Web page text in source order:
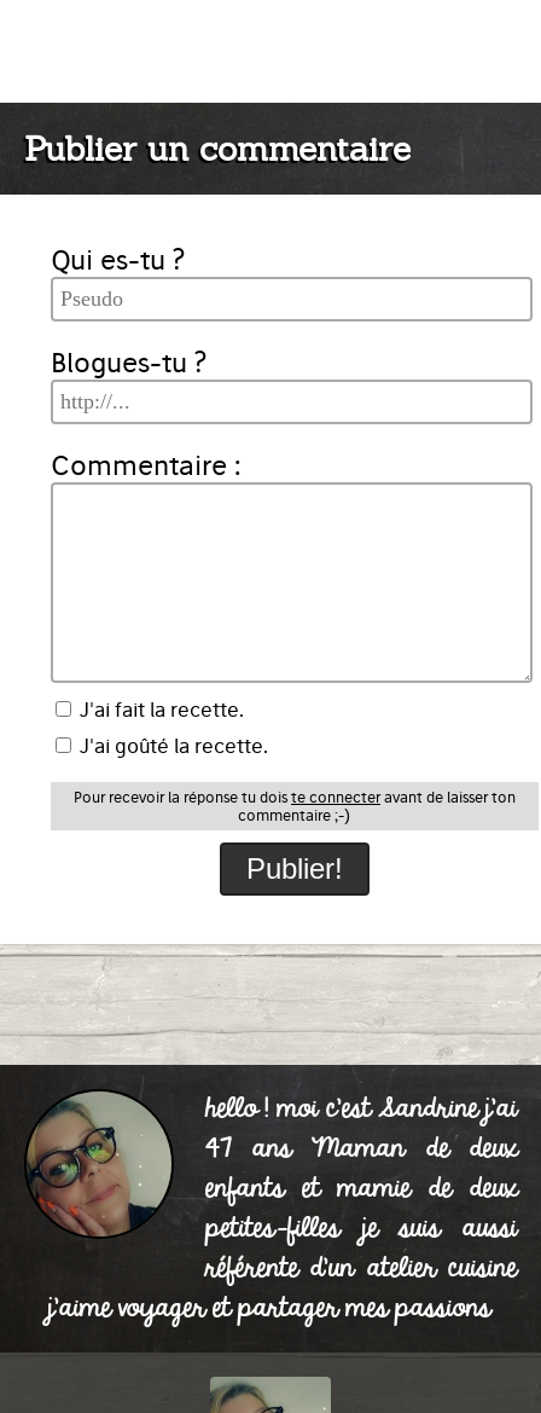
Publier un commentaire
Qui es-tu ?
Blogues-tu ?
Commentaire :
J'ai fait la recette.
J'ai goûté la recette.
Pour recevoir la réponse tu dois te connecteravant de laisser ton
commentaire ;-)
hello ! moi c'est Sandrine j'ai
47 ans Maman de deux
enfants et mamie de deux
petites-filles je suis aussi
référente d'un atelier cuisine
j'aime voyager et partager mes passions